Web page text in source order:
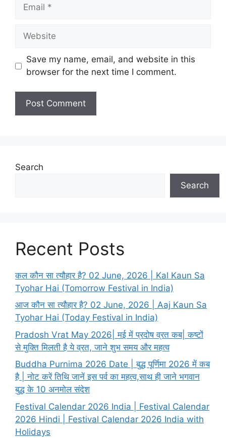
s
t
Save my name, email, and website in this
browser for the next time I comment.
Search
Search
Recent Posts
कल कौन सा त्यौहार है? 02 June, 2026 | Kal Kaun Sa
Tyohar Hai (Tomorrow Festival in India)
आज कौन सा त्यौहार है? 02 June, 2026 | Aaj Kaun Sa
Tyohar Hai (Today Festival in India)
Pradosh Vrat May 2026| मई में प्रदोष व्रत कब| कष्टों
से मुक्ति मिलती है ये व्रत, जाने शुभ समय और महत्व
Buddha Purnima 2026 Date | बुद्ध पूर्णिमा 2026 में कब
है | नोट करें तिथि जानें इस पर्व का महत्व,साथ ही जाने भगवान
बुद्ध के 10 अनमोल संदेश
Festival Calendar 2026 India | Festival Calendar
2026 Hindi | Festival Calendar 2026 India with
Holidays